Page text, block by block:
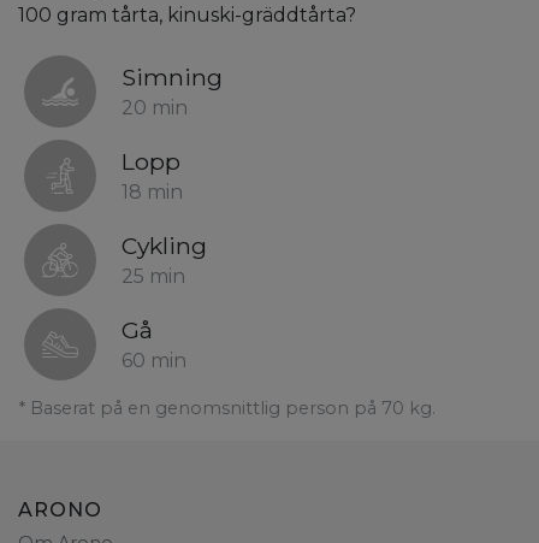
100 gram tårta, kinuski-gräddtårta?
Simning
20 min
Lopp
18 min
Cykling
25 min
Gå
60 min
* Baserat på en genomsnittlig person på 70 kg.
ARONO